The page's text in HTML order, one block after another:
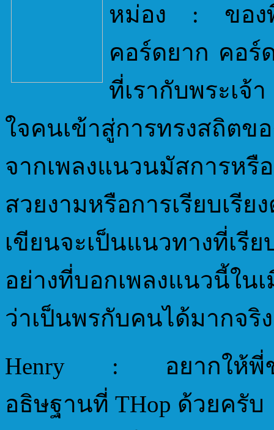
หม่อง : ของพี่
คอร์ดยาก คอร์
ที่เรากับพระเ
ใจคนเข้าสู่การทรงสถิตข
จากเพลงแนวนมัสการห
สวยงามหรือการเรียบเรี
เขียนจะเป็นแนวทางที่เรี
อย่างที่บอกเพลงแนวนี้ใน
ว่าเป็นพรกับคนได้มากจริ
Henry : อยากให้พี่ช่ว
อธิษฐานที่ THop ด้วยครับ